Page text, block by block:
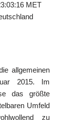
MET
allgemeinen
2015. Im
das größte
Umfeld
zu